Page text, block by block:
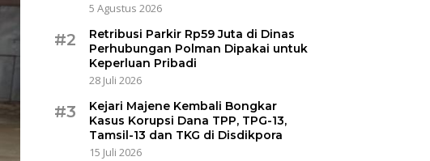
5 Agustus 2026
#2
Retribusi Parkir Rp59 Juta di Dinas
Perhubungan Polman Dipakai untuk
Keperluan Pribadi
28 Juli 2026
#3
Kejari Majene Kembali Bongkar
Kasus Korupsi Dana TPP, TPG-13,
Tamsil-13 dan TKG di Disdikpora
15 Juli 2026